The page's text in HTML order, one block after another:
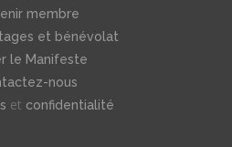
membre
et bénévolat
le Manifeste
nous
et confidentialité